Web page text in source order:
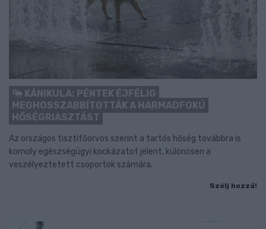
KÁNIKULA: PÉNTEK ÉJFÉLIG
MEGHOSSZABBÍTOTTÁK A HARMADFOKÚ
HŐSÉGRIASZTÁST
Az országos tisztifőorvos szerint a tartós hőség továbbra is
komoly egészségügyi kockázatot jelent, különösen a
veszélyeztetett csoportok számára.
Szólj hozzá!